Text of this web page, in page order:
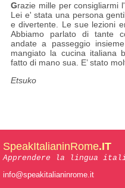
Grazie mille per consigliarmi
Lei e' stata una persona
e divertente. Le sue lezioni
Abbiamo parlato di tante
andate a passeggio
mangiato la cucina italiana
fatto di mano sua. E’ stato
Etsuko
SpeakItalianinRome.IT
Apprendere la lingua
info@speakitalianinrome.it